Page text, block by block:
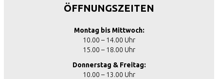
ÖFFNUNGSZEITEN
Montag bis Mittwoch:
10.00 – 14.00 Uhr
15.00 – 18.00 Uhr
Donnerstag & Freitag:
10.00 – 13.00 Uhr